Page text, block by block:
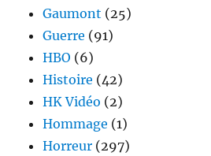
Gaumont (25)
Guerre (91)
HBO (6)
Histoire (42)
HK Vidéo (2)
Hommage (1)
Horreur (297)